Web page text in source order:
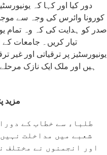
دور کیا اور کہا کہ
کورونا وائرس کی وجہ سے
صدر کو ہدایت کی کہ وہ تمام
تیار کریں۔ جامعات
مزید
طلباء سے خطاب کے
شعبے میں مداخلت
اور انجمنوں نے مختلف